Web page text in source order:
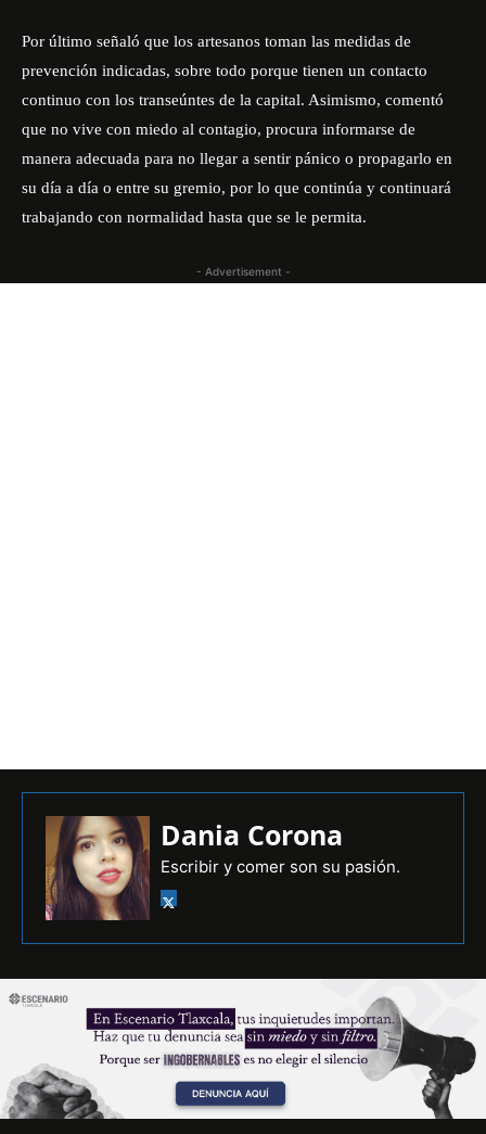
Por último señaló que los artesanos toman las medidas de
prevención indicadas, sobre todo porque tienen un contacto
continuo con los transeúntes de la capital. Asimismo, comentó
que no vive con miedo al contagio, procura informarse de
manera adecuada para no llegar a sentir pánico o propagarlo en
su día a día o entre su gremio, por lo que continúa y continuará
trabajando con normalidad hasta que se le permita.
- Advertisement -
Dania Corona
Escribir y comer son su pasión.